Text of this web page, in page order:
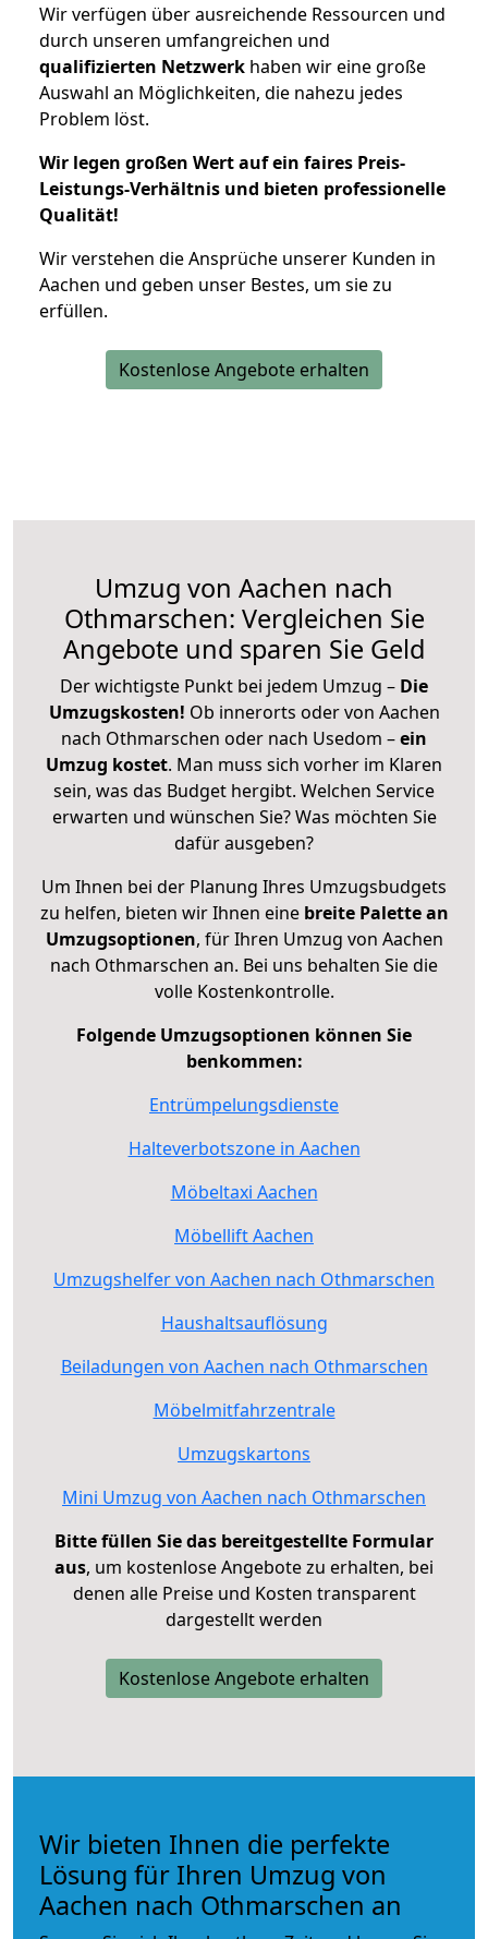
Wir verfügen über ausreichende Ressourcen und
durch unseren umfangreichen und
qualifizierten Netzwerk haben wir eine große
Auswahl an Möglichkeiten, die nahezu jedes
Problem löst.
Wir legen großen Wert auf ein faires Preis-
Leistungs-Verhältnis und bieten professionelle
Qualität!
Wir verstehen die Ansprüche unserer Kunden in
Aachen und geben unser Bestes, um sie zu
erfüllen.
Kostenlose Angebote erhalten
Umzug von Aachen nach
Othmarschen: Vergleichen Sie
Angebote und sparen Sie Geld
Der wichtigste Punkt bei jedem Umzug – Die
Umzugskosten! Ob innerorts oder von Aachen
nach Othmarschen oder nach Usedom –ein
Umzug kostet. Man muss sich vorher im Klaren
sein, was das Budget hergibt. Welchen Service
erwarten und wünschen Sie? Was möchten Sie
dafür ausgeben?
Um Ihnen bei der Planung Ihres Umzugsbudgets
zu helfen, bieten wir Ihnen eine breite Palette an
Umzugsoptionen, für Ihren Umzug von Aachen
nach Othmarschen an. Bei uns behalten Sie die
volle Kostenkontrolle.
Folgende Umzugsoptionen können Sie
benkommen:
Entrümpelungsdienste
Halteverbotszone in Aachen
Möbeltaxi Aachen
Möbellift Aachen
Umzugshelfer von Aachen nach Othmarschen
Haushaltsauflösung
Beiladungen von Aachen nach Othmarschen
Möbelmitfahrzentrale
Umzugskartons
Mini Umzug von Aachen nach Othmarschen
Bitte füllen Sie das bereitgestellte Formular
aus, um kostenlose Angebote zu erhalten, bei
denen alle Preise und Kosten transparent
dargestellt werden
Kostenlose Angebote erhalten
Wir bieten Ihnen die perfekte
Lösung für Ihren Umzug von
Aachen nach Othmarschen an